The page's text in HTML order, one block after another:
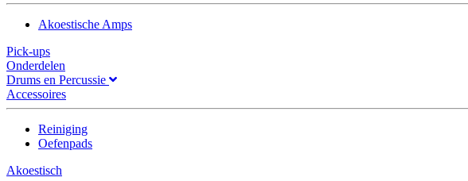
Akoestische Amps
Pick-ups
Onderdelen
Drums en Percussie
Accessoires
Reiniging
Oefenpads
Akoestisch